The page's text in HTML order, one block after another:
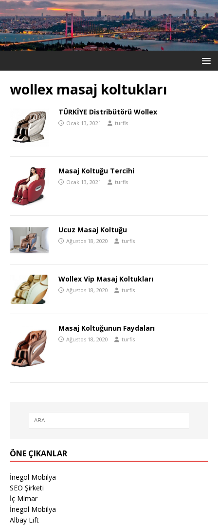
wollex masaj koltukları
TÜRKİYE Distribütörü Wollex
Ocak 13, 2021 turfis
Masaj Koltuğu Tercihi
Ocak 13, 2021 turfis
Ucuz Masaj Koltuğu
Ağustos 18, 2020 turfis
Wollex Vip Masaj Koltukları
Ağustos 18, 2020 turfis
Masaj Koltuğunun Faydaları
Ağustos 18, 2020 turfis
ÖNE ÇIKANLAR
İnegöl Mobilya
SEO Şirketi
İç Mimar
İnegöl Mobilya
Albay Lift